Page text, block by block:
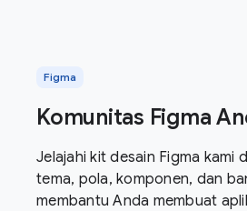
Figma
Komunitas Figma
Jelajahi kit desain Figma kami
tema, pola, komponen, dan
membantu Anda membuat